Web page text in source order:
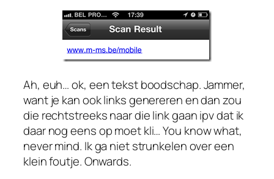
Ah, euh… ok, een tekst boodschap. Jammer,
want je kan ook links genereren en dan zou
die rechtstreeks naar die link gaan ipv dat ik
daar nog eens op moet kli… You know what,
never mind. Ik ga niet strunkelen over een
klein foutje. Onwards.